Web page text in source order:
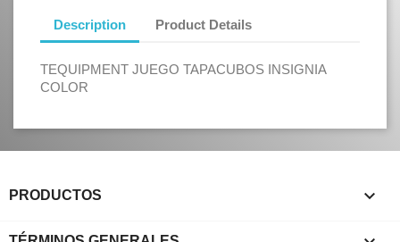
Description Product Details
TEQUIPMENT JUEGO TAPACUBOS INSIGNIA
COLOR
PRODUCTOS 